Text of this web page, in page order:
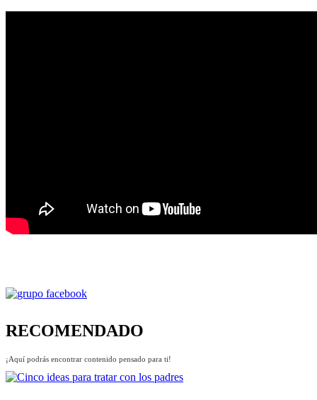
RECOMENDADO
¡Aquí podrás encontrar contenido pensado para ti!